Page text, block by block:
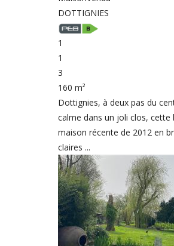
DOTTIGNIES
1
1
3
160 m²
Dottignies, à deux pas du
calme dans un joli clos, cette
maison récente de 2012 en
claires ...